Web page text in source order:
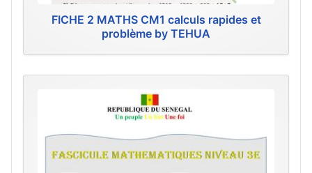
FICHE 2 MATHS CM1 calculs rapides et
problème by TEHUA